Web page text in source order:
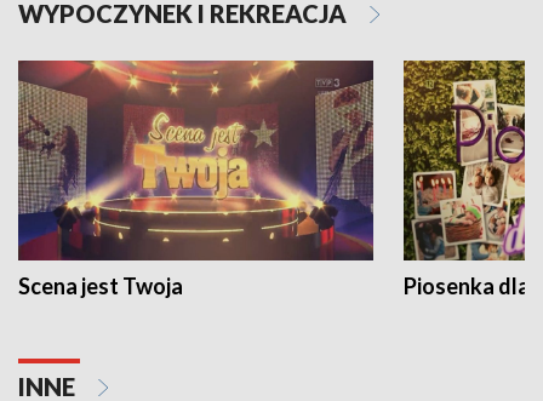
WYPOCZYNEK I REKREACJA
Scena jest Twoja Piosenka dla
INNE